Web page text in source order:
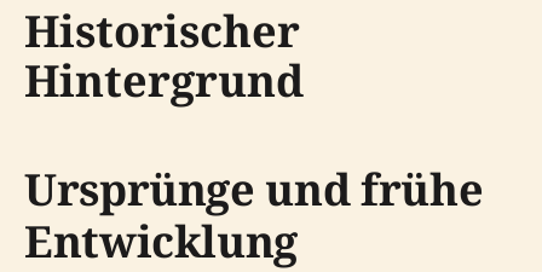
Historischer
Hintergrund
Ursprünge und frühe
Entwicklung